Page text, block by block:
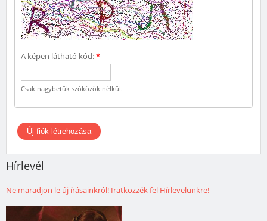
A képen látható kód:*
Csak nagybetűk szóközök nélkül.
Hírlevél
Ne maradjon le új írásainkról! Iratkozzék fel Hírlevelünkre!